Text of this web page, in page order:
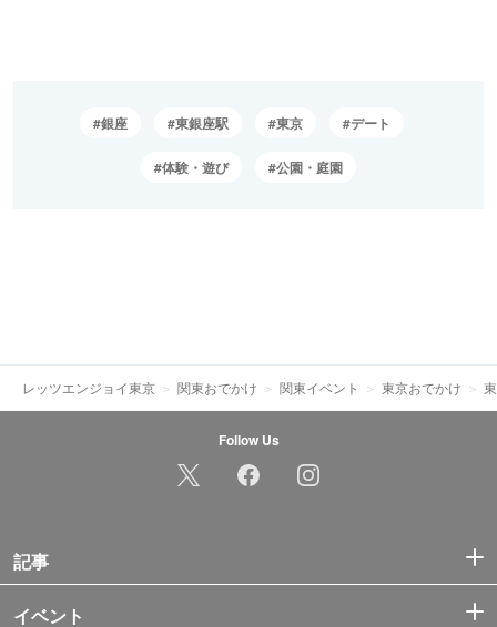
銀座 東銀座駅 東京 デート
体験・遊び 公園・庭園
レッツエンジョイ東京 関東おでかけ 関東イベント 東京おでかけ
Follow Us
記事
イベント